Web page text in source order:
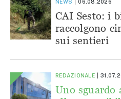
NEWS 06.08.2026
CAI Sesto: i
raccolgono
sui sentieri
REDAZIONALE
Uno